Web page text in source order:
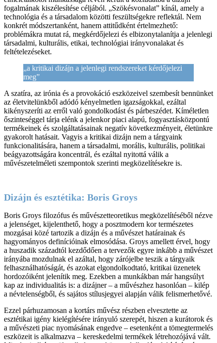
fogalmának kiszélesítése céljából. „Szökésvonalat” kínál, amely a
technológia és a társadalom közötti feszültségekre reflektál. Nem
konkrét módszertanként, hanem attitűdként értelmezhető:
problémákra mutat rá, megkérdőjelezi és elbizonytalanítja a jelenlegi
társadalmi, kulturális, etikai, technológiai irányvonalakat és
feltételezéseket.
„a kritikai dizájn a jelenlegi rendszereket kérdőjelezi
meg”
A szatíra, az irónia és a provokáció eszközeivel szembesít bennünket
az életvitelünkből adódó kényelmetlen igazságokkal, ezáltal
kikényszeríti az erről való gondolkodást és párbeszédet. Kíméletlen
őszinteséggel tárja elénk a jelenkor piaci alapú, fogyasztásközpontú
termékeinek és szolgáltatásainak negatív következményeit, életünkre
gyakorolt hatásait. Vagyis a kritikai dizájn nem a tárgyaink
funkcionalitására, hanem a társadalmi, morális, kulturális, politikai
beágyazottságára koncentrál, és ezáltal nyitottá válik a
művészetelméleti szempontok szerinti megközelítésekre is.
Dizájn és esztétika: Boris Groys
Boris Groys filozófus és művészetteoretikus megközelítéséből nézve
a jelenséget, kijelenthető, hogy a posztmodern kor természetes
mozgásai közé tartozik a dizájn és a művészet határainak és
hagyományos definícióinak elmosódása. Groys amellett érvel, hogy
a huszadik századtól kezdődően a tervezők egyre inkább a művészet
irányába mozdulnak el azáltal, hogy zárójelbe teszik a tárgyaik
felhasználhatóságát, és azokat elgondolkodtató, kritikai üzenetek
hordozóiként jelenítik meg. Ezekben a munkákban már hangsúlyt
kap az individualitás is: a dizájner – a művészhez hasonlóan – kilép
a névtelenségből, és sajátos stílusjegyei alapján válik felismerhetővé.
Ezzel párhuzamosan a kortárs művész részben elvesztette az
esztétikai igény kielégítésére irányuló szerepét, hiszen a kurátorok és
a művészeti piac nyomásának engedve – esetenként a tömegtermelés
eszközeit is alkalmazva – kereskedelmi termékek létrehozójává vált.